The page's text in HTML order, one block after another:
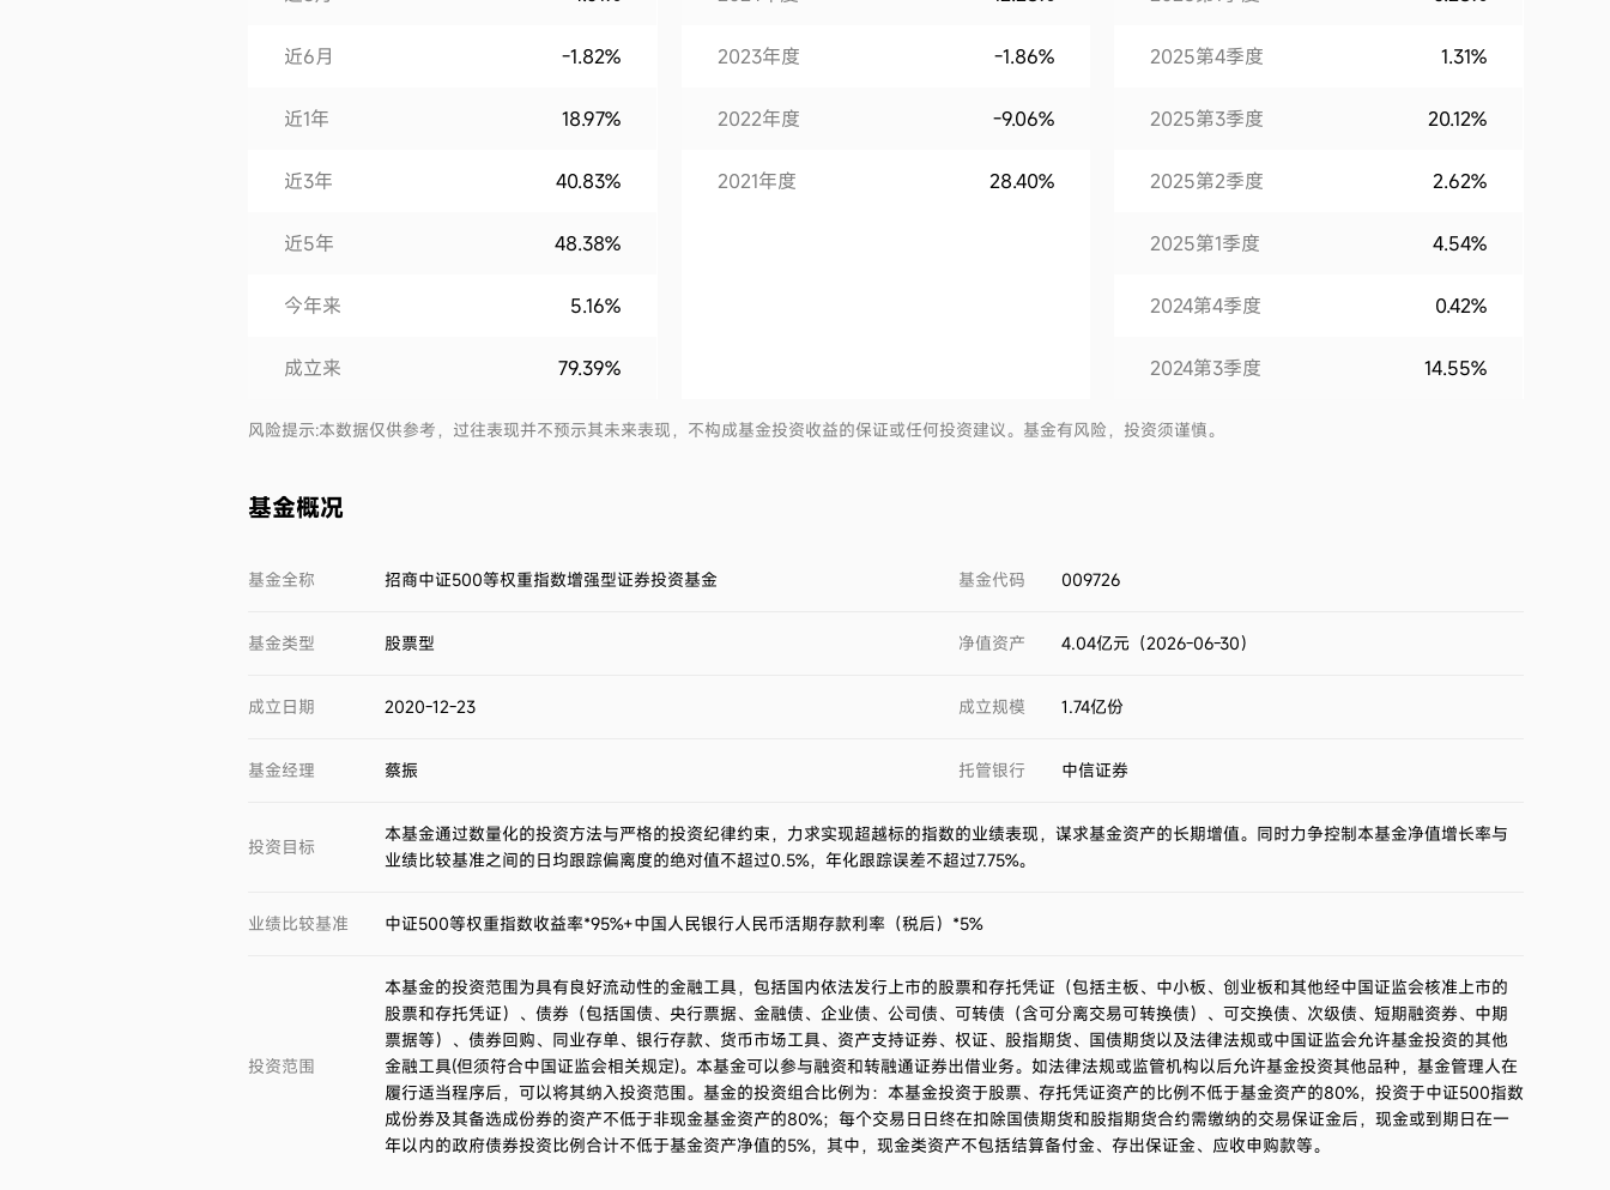
近6月 -1.82%
近1年 18.97%
近3年 40.83%
近5年 48.38%
今年来 5.16%
成立来 79.39%
2023年度 -1.86%
2022年度 -9.06%
2021年度 28.40%
2025第4季度 1.31%
2025第3季度 20.12%
2025第2季度 2.62%
2025第1季度 4.54%
2024第4季度 0.42%
2024第3季度 14.55%
2024第2季度
2022第1季度 -8.40%
2021第4季度 3.92%
2021第3季度 7.92%
风险提示:本数据仅供参考，过往表现并不预示其未来表现，不构成基金投资收益的保证或任何投资建议。基金有风险，投资须谨慎。
基金概况
基金全称 招商中证500等权重指数增强型证券投资基金 基金代码 009726
基金类型 股票型 净值资产 4.04亿元（2026-06-30）
成立日期 2020-12-23 成立规模 1.74亿份
基金经理 蔡振 托管银行 中信证券
投资目标
本基金通过数量化的投资方法与严格的投资纪律约束，力求实现超越标的指数的业绩表现，谋求基金资产的长期增值。同时力争控制本基金净值增长率与
业绩比较基准之间的日均跟踪偏离度的绝对值不超过0.5%，年化跟踪误差不超过7.75%。
业绩比较基准 中证500等权重指数收益率*95%+中国人民银行人民币活期存款利率（税后）*5%
投资范围
本基金的投资范围为具有良好流动性的金融工具，包括国内依法发行上市的股票和存托凭证（包括主板、中小板、创业板和其他经中国证监会核准上市的
股票和存托凭证）、债券（包括国债、央行票据、金融债、企业债、公司债、可转债（含可分离交易可转换债）、可交换债、次级债、短期融资券、中期
票据等）、债券回购、同业存单、银行存款、货币市场工具、资产支持证券、权证、股指期货、国债期货以及法律法规或中国证监会允许基金投资的其他
金融工具(但须符合中国证监会相关规定)。本基金可以参与融资和转融通证券出借业务。如法律法规或监管机构以后允许基金投资其他品种，基金管理人在
履行适当程序后，可以将其纳入投资范围。基金的投资组合比例为：本基金投资于股票、存托凭证资产的比例不低于基金资产的80%，投资于中证500指数
成份券及其备选成份券的资产不低于非现金基金资产的80%；每个交易日日终在扣除国债期货和股指期货合约需缴纳的交易保证金后，现金或到期日在一
年以内的政府债券投资比例合计不低于基金资产净值的5%，其中，现金类资产不包括结算备付金、存出保证金、应收申购款等。